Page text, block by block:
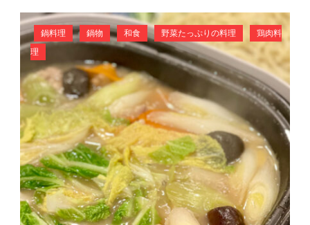
鍋料理 鍋物 和食 野菜たっぷりの料理
鶏肉料
理